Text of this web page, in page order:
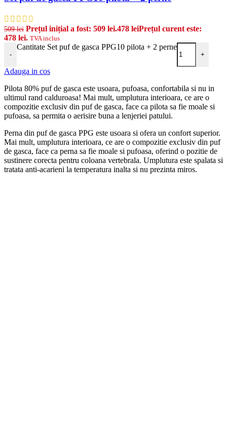
509lei Prețul inițial a fost: 509 lei.478 leiPrețul curent este:
478 lei. TVA inclus
-
Cantitate Set puf de gasca PPG10 pilota + 2 perne
+
Adauga in cos
Pilota 80% puf de gasca este usoara, pufoasa, confortabila si nu in
ultimul rand calduroasa! Mai mult, umplutura interioara, ce are o
compozitie exclusiv din puf de gasca, face ca pilota sa fie moale si
pufoasa, sa permita o aerisire buna a lenjeriei patului.
Perna din puf de gasca PPG este usoara si ofera un confort superior.
Mai mult, umplutura interioara, ce are o compozitie exclusiv din puf
de gasca, face ca perna sa fie moale si pufoasa, oferind o pozitie de
sustinere corecta pentru coloana vertebrala. Umplutura este spalata si
tratata anti-acarieni la temperatura inalta si nu prezinta miros.